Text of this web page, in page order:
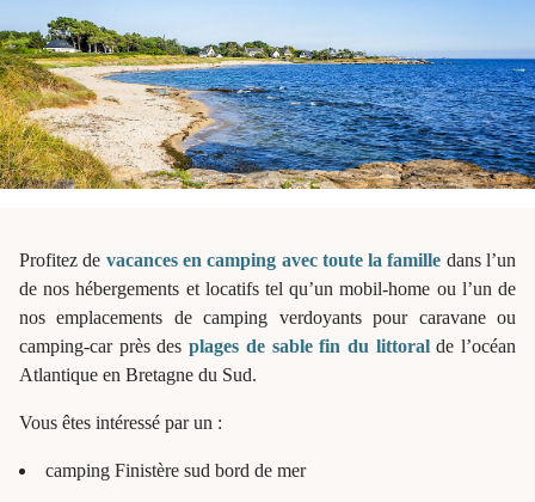
Profitez de vacances en camping avec toute la famille dans l’un
de nos hébergements et locatifs tel qu’un mobil-home ou l’un de
nos emplacements de camping verdoyants pour caravane ou
camping-car près desplages de sable fin du littoralde l’océan
Atlantique en Bretagne du Sud.
Vous êtes intéressé par un :
camping Finistère sud bord de mer